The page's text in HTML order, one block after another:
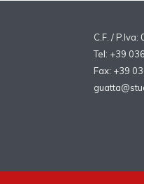
C.F. /
Tel: +39
Fax: +39